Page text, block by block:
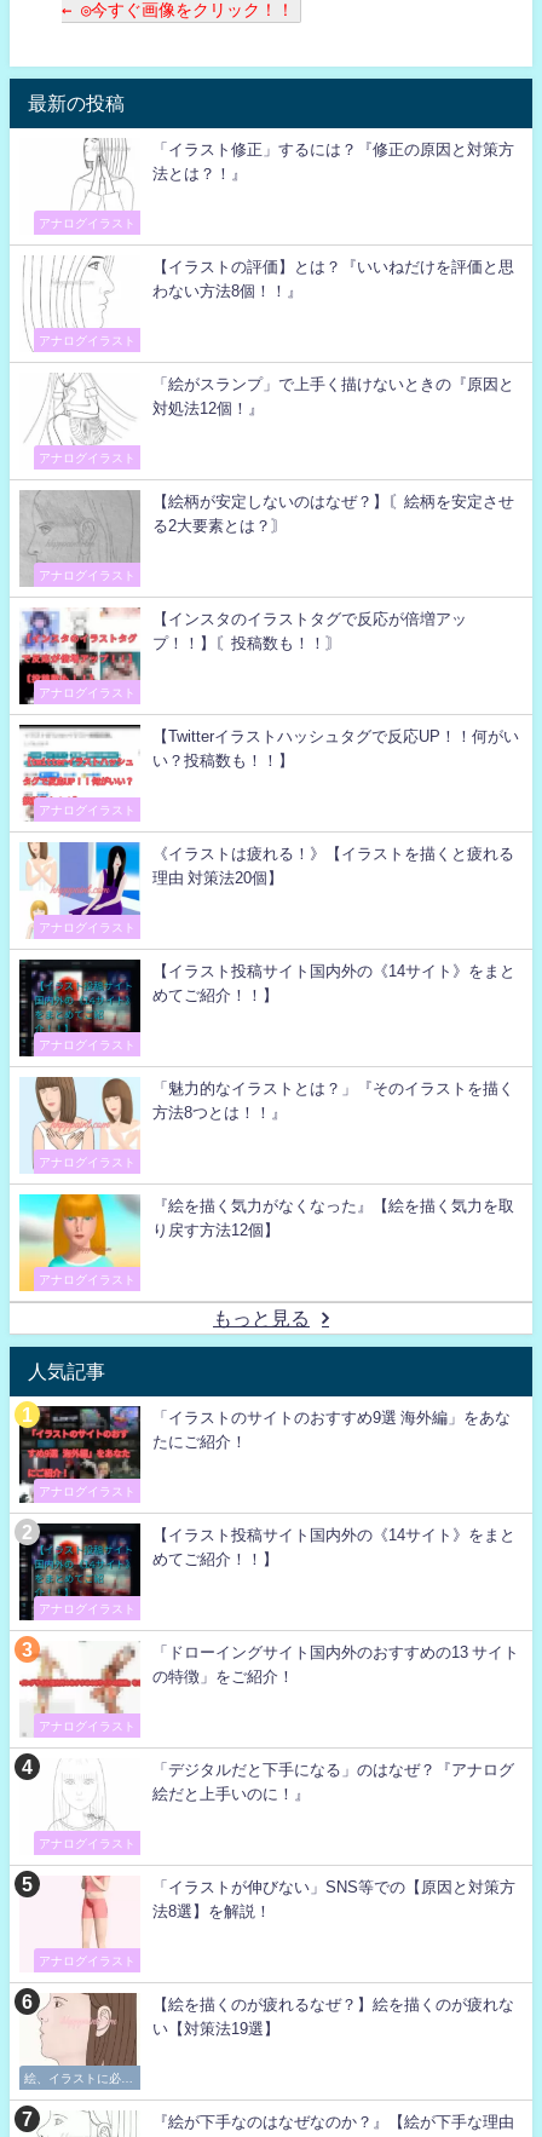
← ◎今すぐ画像をクリック！！
最新の投稿
アナログイラスト
「イラスト修正」するには？『修正の原因と対策方
法とは？！』
アナログイラスト
【イラストの評価】とは？『いいねだけを評価と思
わない方法8個！！』
アナログイラスト
「絵がスランプ」で上手く描けないときの『原因と
対処法12個！』
アナログイラスト
【絵柄が安定しないのはなぜ？】〘絵柄を安定させ
る2大要素とは？〙
アナログイラスト
【インスタのイラストタグで反応が倍増アッ
プ！！】〘投稿数も！！〙
アナログイラスト
【Twitterイラストハッシュタグで反応UP！！何がい
い？投稿数も！！】
アナログイラスト
《イラストは疲れる！》【イラストを描くと疲れる
理由 対策法20個】
アナログイラスト
【イラスト投稿サイト国内外の《14サイト》をまと
めてご紹介！！】
アナログイラスト
「魅力的なイラストとは？」『そのイラストを描く
方法8つとは！！』
アナログイラスト
『絵を描く気力がなくなった』【絵を描く気力を取
り戻す方法12個】
もっと見る
人気記事
アナログイラスト
「イラストのサイトのおすすめ9選 海外編」をあな
たにご紹介！
アナログイラスト
【イラスト投稿サイト国内外の《14サイト》をまと
めてご紹介！！】
アナログイラスト
「ドローイングサイト国内外のおすすめの13 サイト
の特徴」をご紹介！
アナログイラスト
「デジタルだと下手になる」のはなぜ？『アナログ
絵だと上手いのに！』
アナログイラスト
「イラストが伸びない」SNS等での【原因と対策方
法8選】を解説！
絵、イラストに必要
な考え方
【絵を描くのが疲れるなぜ？】絵を描くのが疲れな
い【対策法19選】
『絵が下手なのはなぜなのか？』【絵が下手な理由